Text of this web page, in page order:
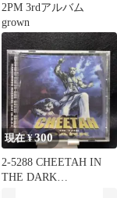
2PM 3rdアルバム
grown
現在 ¥300
2-5288 CHEETAH IN
THE DARK